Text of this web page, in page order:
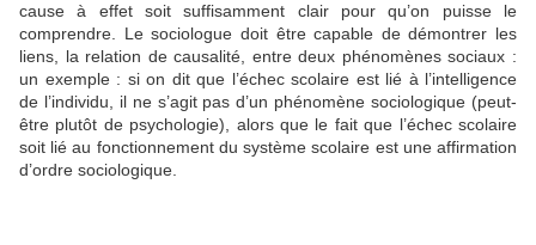
cause à effet soit suffisamment clair pour qu’on puisse le
comprendre. Le sociologue doit être capable de démontrer les
liens, la relation de causalité, entre deux phénomènes sociaux :
un exemple : si on dit que l’échec scolaire est lié à l’intelligence
de l’individu, il ne s’agit pas d’un phénomène sociologique (peut-
être plutôt de psychologie), alors que le fait que l’échec scolaire
soit lié au fonctionnement du système scolaire est une affirmation
d’ordre sociologique.